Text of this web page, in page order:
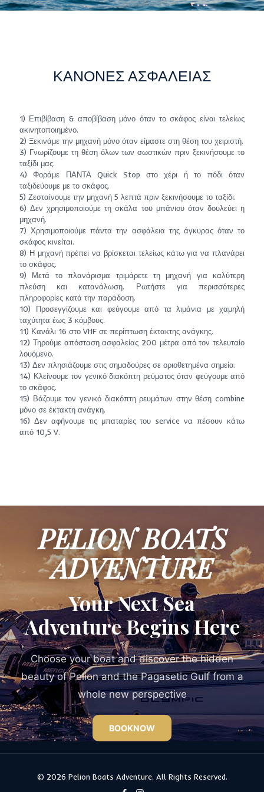
ΚΑΝΟΝΕΣ ΑΣΦΑΛΕΙΑΣ
1) Επιβίβαση & αποβίβαση μόνο όταν το σκάφος είναι τελείως
ακινητοποιημένο.
2) Ξεκινάμε την μηχανή μόνο όταν είμαστε στη θέση του χειριστή.
3) Γνωρίζουμε τη θέση όλων των σωστικών πριν ξεκινήσουμε το
ταξίδι μας.
4) Φοράμε ΠΑΝΤΑ Quick Stop στο χέρι ή το πόδι όταν
ταξιδεύουμε με το σκάφος.
5) Ζεσταίνουμε την μηχανή 5 λεπτά πριν ξεκινήσουμε το ταξίδι.
6) Δεν χρησιμοποιούμε τη σκάλα του μπάνιου όταν δουλεύει η
μηχανή.
7) Χρησιμοποιούμε πάντα την ασφάλεια της άγκυρας όταν το
σκάφος κινείται.
8) Η μηχανή πρέπει να βρίσκεται τελείως κάτω για να πλανάρει
το σκάφος.
9) Μετά το πλανάρισμα τριμάρετε τη μηχανή για καλύτερη
πλεύση και κατανάλωση. Ρωτήστε για περισσότερες
πληροφορίες κατά την παράδοση.
10) Προσεγγίζουμε και φεύγουμε από τα λιμάνια με χαμηλή
ταχύτητα έως 3 κόμβους.
11) Κανάλι 16 στο VHF σε περίπτωση έκτακτης ανάγκης.
12) Τηρούμε απόσταση ασφαλείας 200 μέτρα από τον τελευταίο
λουόμενο.
13) Δεν πλησιάζουμε στις σημαδούρες σε οριοθετημένα σημεία.
14) Κλείνουμε τον γενικό διακόπτη ρεύματος όταν φεύγουμε από
το σκάφος.
15) Βάζουμε τον γενικό διακόπτη ρευμάτων στην θέση combine
μόνο σε έκτακτη ανάγκη.
16) Δεν αφήνουμε τις μπαταρίες του service να πέσουν κάτω
από 10,5 V.
PELION BOATS
ADVENTURE
Your Next Sea
Adventure Begins Here
Choose your boat and discover the hidden
beauty of Pelion and the Pagasetic Gulf from a
whole new perspective
BOOKNOW
© 2026 Pelion Boats Adventure. All Rights Reserved.